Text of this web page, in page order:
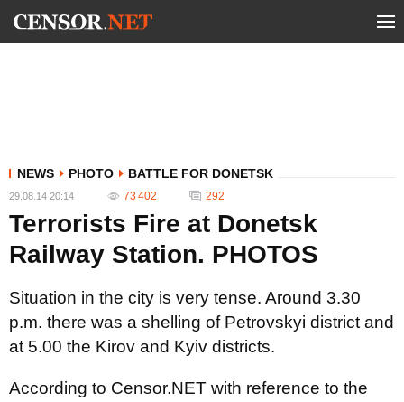
NEWS PHOTO BATTLE FOR DONETSK
29.08.14 20:14 73 402 292
Terrorists Fire at Donetsk
Railway Station. PHOTOS
Situation in the city is very tense. Around 3.30
p.m. there was a shelling of Petrovskyi district and
at 5.00 the Kirov and Kyiv districts.
According to Censor.NET with reference to the